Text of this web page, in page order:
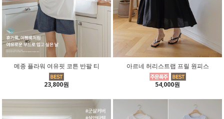
메종 플라워 여유핏 코튼 반팔 티
23,800원
아르네 허리스트랩 프릴 원피스
54,000원